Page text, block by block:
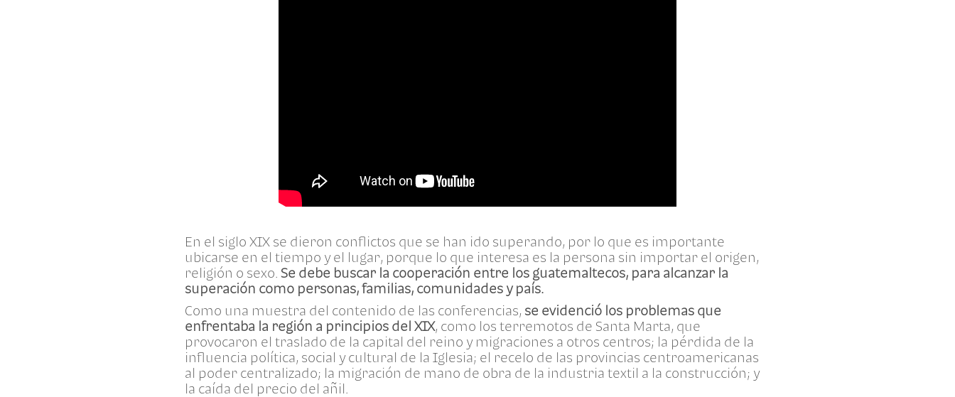
En el siglo XIX se dieron conflictos que se han ido superando, por lo que es importante
ubicarse en el tiempo y el lugar, porque lo que interesa es la persona sin importar el origen,
religión o sexo. Se debe buscar la cooperación entre los guatemaltecos, para alcanzar la
superación como personas, familias, comunidades y país.
Como una muestra del contenido de las conferencias, se evidenció los problemas que
enfrentaba la región a principios del XIX, como los terremotos de Santa Marta, que
provocaron el traslado de la capital del reino y migraciones a otros centros; la pérdida de la
influencia política, social y cultural de la Iglesia; el recelo de las provincias centroamericanas
al poder centralizado; la migración de mano de obra de la industria textil a la construcción; y
la caída del precio del añil.